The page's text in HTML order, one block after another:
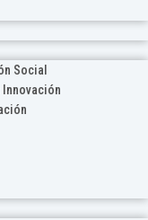
Social
Innovación